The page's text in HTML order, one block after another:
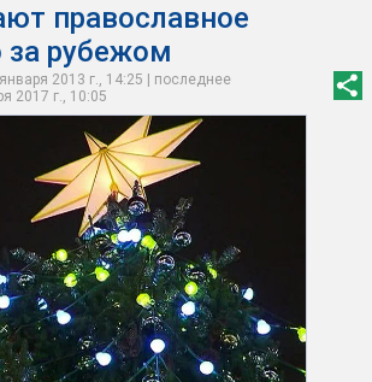
православное
рубежом
2013 г., 14:25 | последнее
2017 г., 10:05